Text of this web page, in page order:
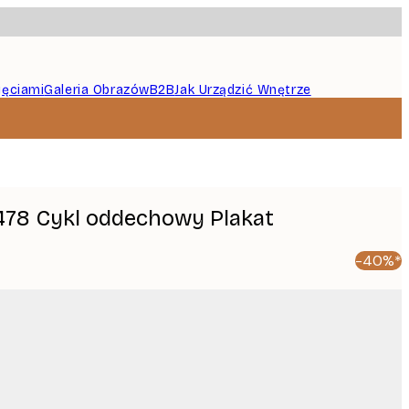
Galeria ObrazówB2BJak Urządzić Wnętrze
Cykl oddechowy Plakat
-40%*